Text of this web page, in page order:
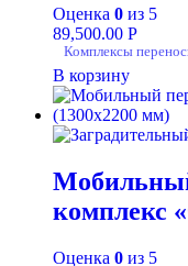
Оценка 0 из 5
89,500.00 Р
Комплексы
В корзину
комплекс
Оценка 0 из 5